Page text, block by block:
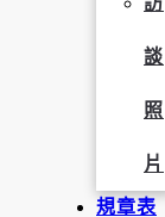
談
照
片
規章表